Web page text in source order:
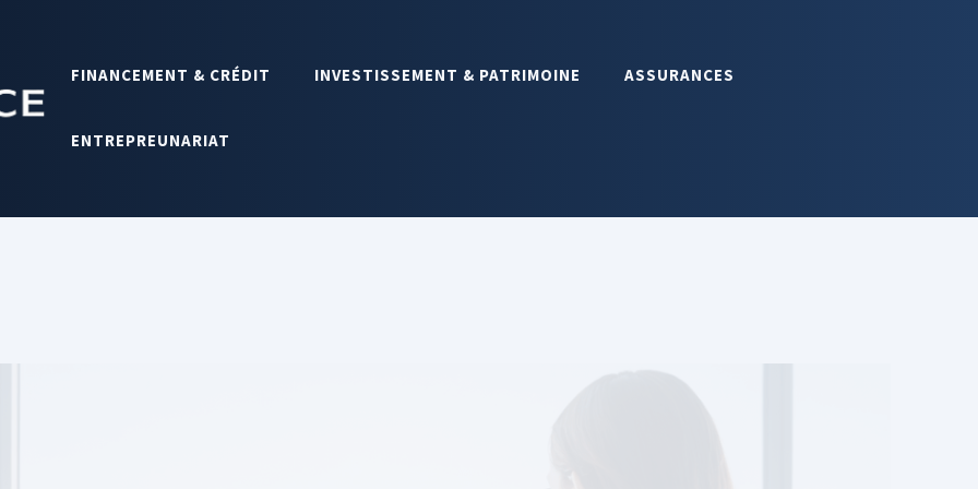
FINANCEMENT & CRÉDIT INVESTISSEMENT & PATRIMOINE ASSURANCES
ENTREPREUNARIAT